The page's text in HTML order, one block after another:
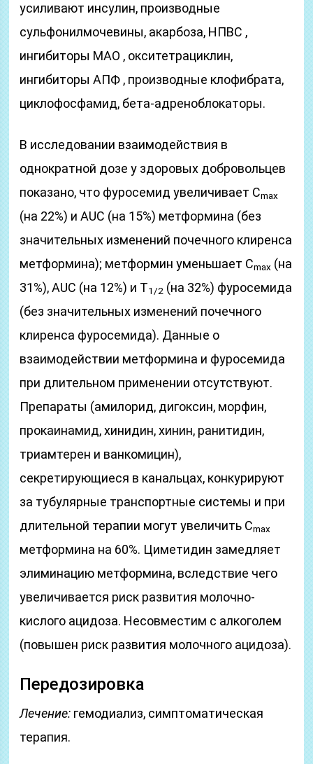
усиливают инсулин, производные
сульфонилмочевины, акарбоза, НПВС ,
ингибиторы МАО , окситетрациклин,
ингибиторы АПФ , производные клофибрата,
циклофосфамид, бета-адреноблокаторы.
В исследовании взаимодействия в
однократной дозе у здоровых добровольцев
показано, что фуросемид увеличивает Cmax
(на 22%) и AUC (на 15%) метформина (без
значительных изменений почечного клиренса
метформина); метформин уменьшает Cmax (на
31%), AUC (на 12%) и T1/2 (на 32%) фуросемида
(без значительных изменений почечного
клиренса фуросемида). Данные о
взаимодействии метформина и фуросемида
при длительном применении отсутствуют.
Препараты (амилорид, дигоксин, морфин,
прокаинамид, хинидин, хинин, ранитидин,
триамтерен и ванкомицин),
секретирующиеся в канальцах, конкурируют
за тубулярные транспортные системы и при
длительной терапии могут увеличить Cmax
метформина на 60%. Циметидин замедляет
элиминацию метформина, вследствие чего
увеличивается риск развития молочно-
кислого ацидоза. Несовместим с алкоголем
(повышен риск развития молочного ацидоза).
Передозировка
Лечение: гемодиализ, симптоматическая
терапия.